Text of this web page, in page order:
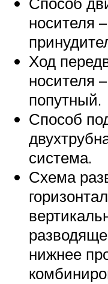
носителя
Ход
носителя
попутный.
Способ
система.
Схема
нижнее